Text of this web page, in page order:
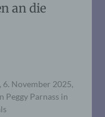
an die
November 2025,
Peggy Parnass in